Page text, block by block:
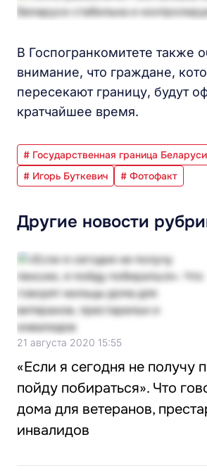
В Госпогранкомитете также
внимание, что граждане,
пересекают границу, будут
кратчайшее время.
# Государственная граница Беларуси
# Игорь Буткевич
# Фотофакт
Другие новости
21 августа 2020 15:55
«Если я сегодня не получу
пойду побираться». Что
дома для ветеранов,
инвалидов